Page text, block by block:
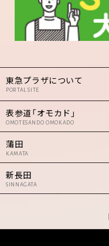
東急プラザについて
PORTAL SITE
表参道「オモカド」
OMOTESANDO OMOKADO
蒲田
KAMATA
新長田
SINNAGATA